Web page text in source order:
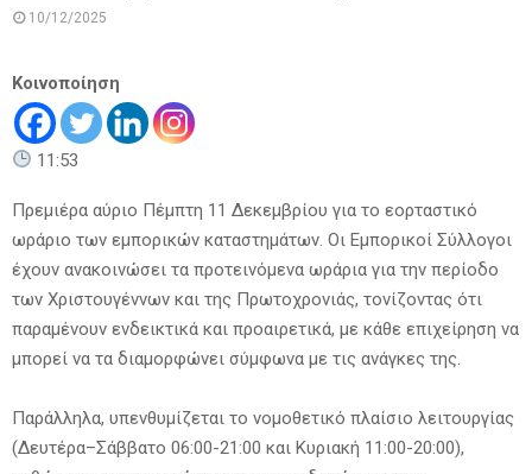
10/12/2025
Κοινοποίηση
11:53
Πρεμιέρα αύριο Πέμπτη 11 Δεκεμβρίου για το εορταστικό
ωράριο των εμπορικών καταστημάτων. Οι Εμπορικοί Σύλλογοι
έχουν ανακοινώσει τα προτεινόμενα ωράρια για την περίοδο
των Χριστουγέννων και της Πρωτοχρονιάς, τονίζοντας ότι
παραμένουν ενδεικτικά και προαιρετικά, με κάθε επιχείρηση να
μπορεί να τα διαμορφώνει σύμφωνα με τις ανάγκες της.
Παράλληλα, υπενθυμίζεται το νομοθετικό πλαίσιο λειτουργίας
(Δευτέρα–Σάββατο 06:00-21:00 και Κυριακή 11:00-20:00),